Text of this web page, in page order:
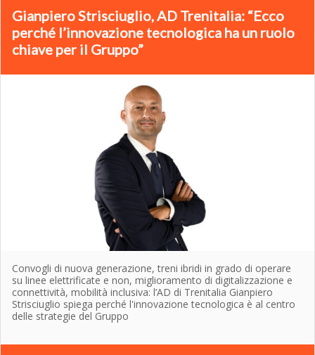
Gianpiero Strisciuglio, AD Trenitalia: “Ecco
perché l’innovazione tecnologica ha un ruolo
chiave per il Gruppo”
Convogli di nuova generazione, treni ibridi in grado di operare
su linee elettrificate e non, miglioramento di digitalizzazione e
connettività, mobilità inclusiva: l’AD di Trenitalia Gianpiero
Strisciuglio spiega perché l'innovazione tecnologica è al centro
delle strategie del Gruppo